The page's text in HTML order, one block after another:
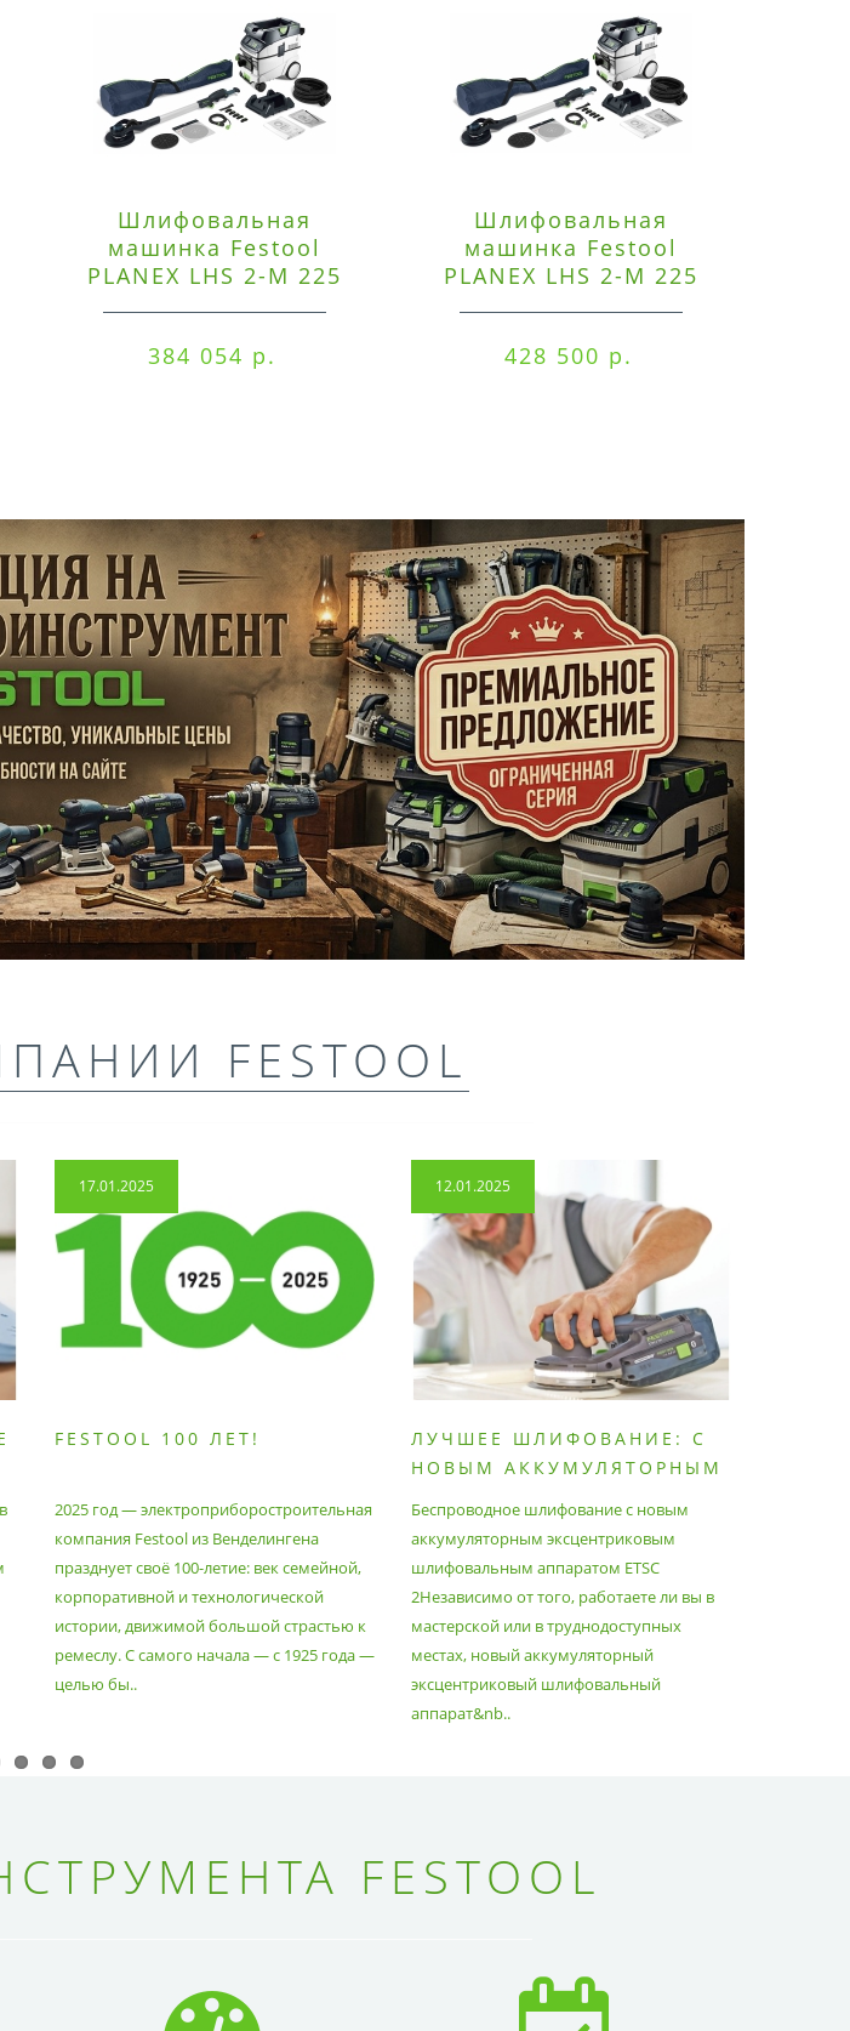
Шлифовальная
машинка Festool
PLANEX LHS 2-M 225
384 054 р.
Шлифовальная
машинка Festool
PLANEX LHS 2-M 225
428 500 р.
FESTOOL
17.01.2025
FESTOOL 100 ЛЕТ!
2025 год — электроприборостроительная
компания Festool из Венделингена
празднует своё 100-летие: век семейной,
корпоративной и технологической
истории, движимой большой страстью к
ремеслу. С самого начала — с 1925 года —
целью бы..
12.01.2025
ЛУЧШЕЕ ШЛИФОВАНИЕ: С
НОВЫМ АККУМУЛЯТОРНЫМ
АППАРАТОМ ETSC2
Беспроводное шлифование с новым
аккумуляторным эксцентриковым
шлифовальным аппаратом ETSC
2Независимо от того, работаете ли вы в
мастерской или в труднодоступных
местах, новый аккумуляторный
эксцентриковый шлифовальный
аппарат&nb..
FESTOOL